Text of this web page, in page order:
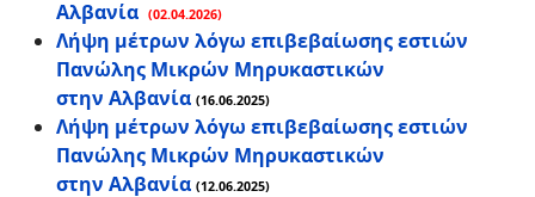
Αλβανία (02.04.2026)
Λήψη μέτρων λόγω επιβεβαίωσης εστιών
Πανώλης Μικρών Μηρυκαστικών
στην Αλβανία (16.06.2025)
Λήψη μέτρων λόγω επιβεβαίωσης εστιών
Πανώλης Μικρών Μηρυκαστικών
στην Αλβανία (12.06.2025)